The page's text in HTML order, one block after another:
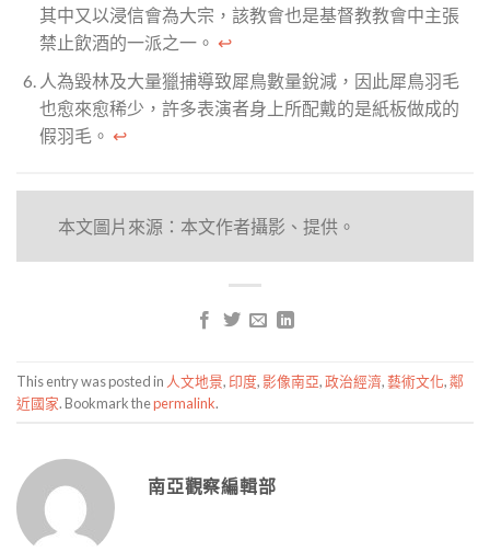
其中又以浸信會為大宗，該教會也是基督教教會中主張
禁止飲酒的一派之一。 ↩︎
人為毀林及大量獵捕導致犀鳥數量銳減，因此犀鳥羽毛
也愈來愈稀少，許多表演者身上所配戴的是紙板做成的
假羽毛。 ↩︎
本文圖片來源：本文作者攝影、提供。
This entry was posted in 人文地景, 印度,影像南亞,政治經濟,藝術文化,鄰
近國家. Bookmark thepermalink.
南亞觀察編輯部